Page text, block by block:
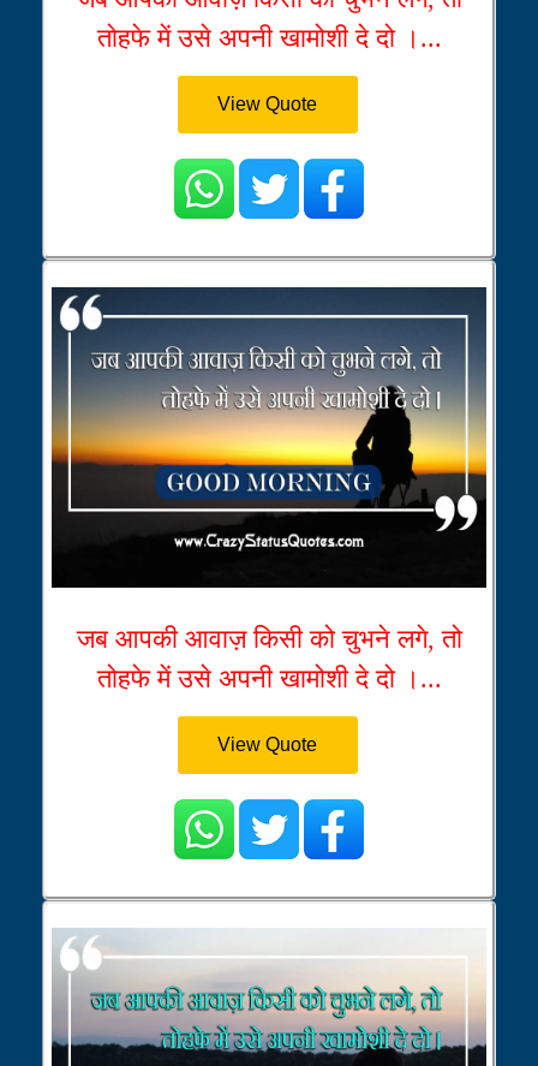
तोहफे में उसे अपनी खामोशी दे दो ।...
View Quote
जब आपकी आवाज़ किसी को चुभने लगे, तो
तोहफे में उसे अपनी खामोशी दे दो ।...
View Quote